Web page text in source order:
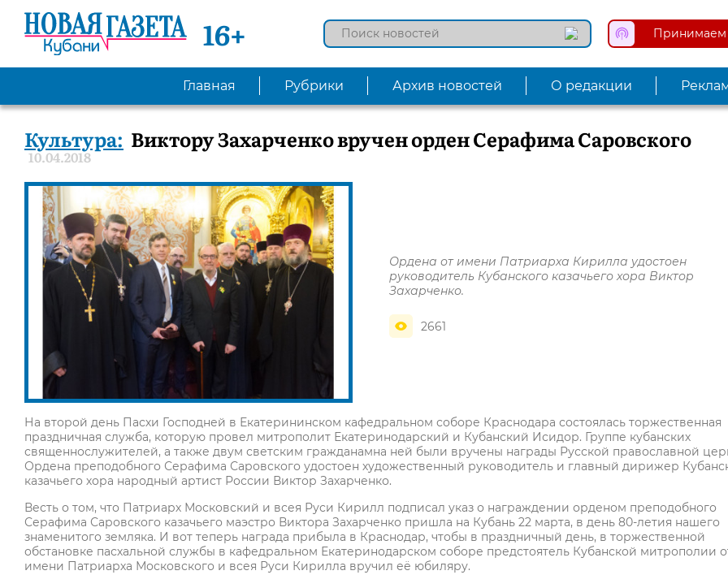
16+ Принимаем
Главная Рубрики Архив новостей О редакции
Культура: Виктору Захарченко вручен орден Серафима Саровского
10.04.2018
Ордена от имени Патриарха Кирилла удостоен
руководитель Кубанского казачьего хора Виктор
Захарченко.
2661
На второй день Пасхи Господней в Екатерининском кафедральном соборе Краснодара состоялась торжественная
праздничная служба, которую провел митрополит Екатеринодарский и Кубанский Исидор. Группе кубанских
священнослужителей, а также двум светским гражданамна ней были вручены награды Русской православной
Ордена преподобного Серафима Саровского удостоен художественный руководитель и главный дирижер
казачьего хора народный артист России Виктор Захарченко.
Весть о том, что Патриарх Московский и всея Руси Кирилл подписал указ о награждении орденом преподобного
Серафима Саровского казачьего маэстро Виктора Захарченко пришла на Кубань 22 марта, в день 80-летия нашего
знаменитого земляка. И вот теперь награда прибыла в Краснодар, чтобы в праздничный день, в торжественной
обстановке пасхальной службы в кафедральном Екатеринодарском соборе предстоятель Кубанской митрополии
имени Патриарха Московского и всея Руси Кирилла вручил её юбиляру.